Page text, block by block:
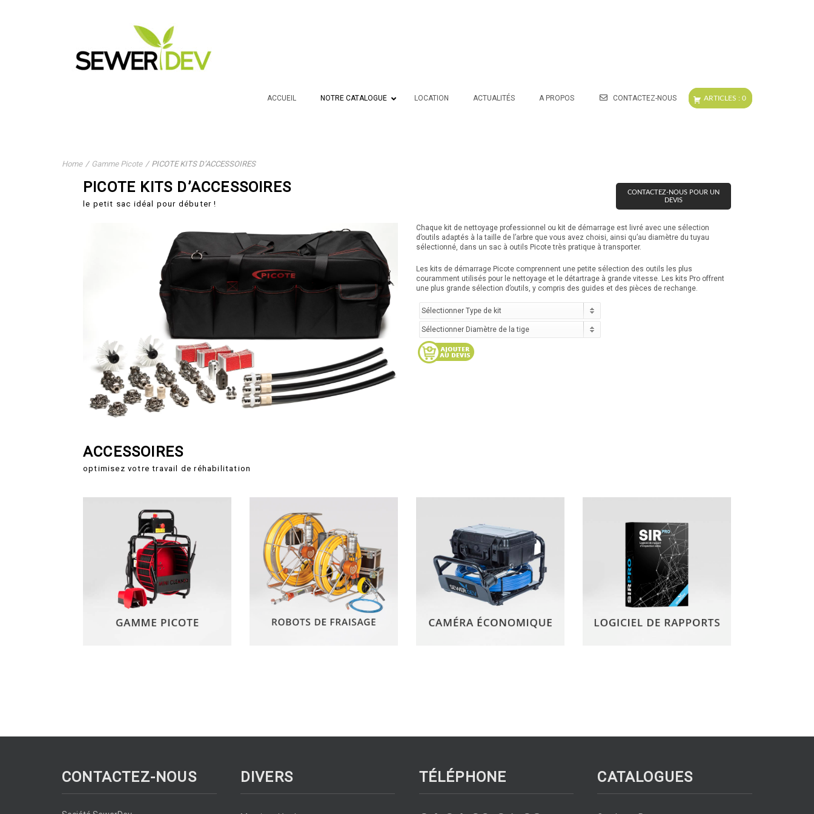
ACCUEIL NOTRE CATALOGUE LOCATION ACTUALITÉS A PROPOS CONTACTEZ-NOUS
Home / Gamme Picote / PICOTE KITS D’ACCESSOIRES
PICOTE KITS D’ACCESSOIRES
le petit sac idéal pour débuter !
CONTACTEZ-NOUS POUR UN
DEVIS
Chaque kit de nettoyage professionnel ou kit de démarrage est livré avec une sélection
d’outils adaptés à la taille de l’arbre que vous avez choisi, ainsi qu’au diamètre du tuyau
sélectionné, dans un sac à outils Picote très pratique à transporter.
Les kits de démarrage Picote comprennent une petite sélection des outils les plus
couramment utilisés pour le nettoyage et le détartrage à grande vitesse. Les kits Pro offrent
une plus grande sélection d’outils, y compris des guides et des pièces de rechange.
ACCESSOIRES
optimisez votre travail de réhabilitation
CONTACTEZ-NOUS DIVERS TÉLÉPHONE CATALOGUES